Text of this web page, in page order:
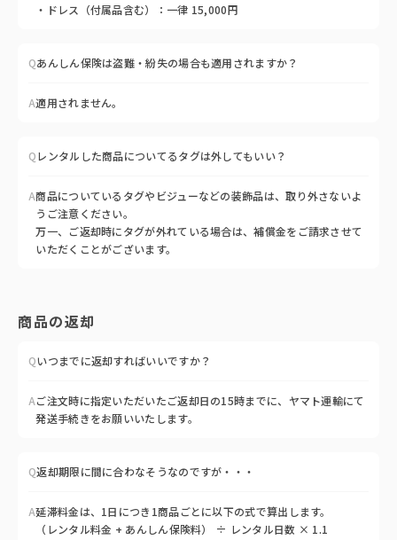
・ドレス（付属品含む）：一律 15,000円
Qあんしん保険は盗難・紛失の場合も適用されますか？
A適用されません。
Qレンタルした商品についてるタグは外してもいい？
A商品についているタグやビジューなどの装飾品は、取り外さないよ
うご注意ください。
万一、ご返却時にタグが外れている場合は、補償金をご請求させて
いただくことがございます。
商品の返却
Qいつまでに返却すればいいですか？
Aご注文時に指定いただいたご返却日の15時までに、ヤマト運輸にて
発送手続きをお願いいたします。
Q返却期限に間に合わなそうなのですが・・・
A延滞料金は、1日につき1商品ごとに以下の式で算出します。
（レンタル料金 + あんしん保険料） ÷ レンタル日数 × 1.1